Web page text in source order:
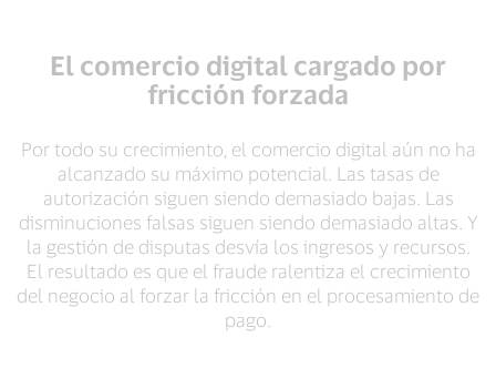
El comercio digital cargado por
fricción forzada
Por todo su crecimiento, el comercio digital aún no ha
alcanzado su máximo potencial. Las tasas de
autorización siguen siendo demasiado bajas. Las
disminuciones falsas siguen siendo demasiado altas. Y
la gestión de disputas desvía los ingresos y recursos.
El resultado es que el fraude ralentiza el crecimiento
del negocio al forzar la fricción en el procesamiento de
pago.